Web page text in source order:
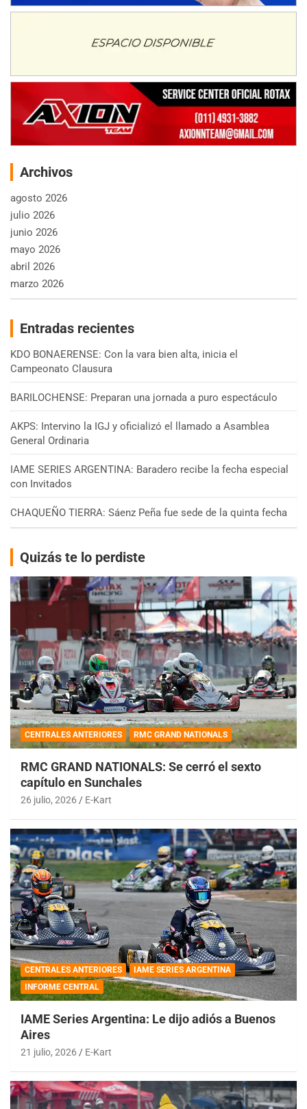
Archivos
agosto 2026
julio 2026
junio 2026
mayo 2026
abril 2026
marzo 2026
Entradas recientes
KDO BONAERENSE: Con la vara bien alta, inicia el
Campeonato Clausura
BARILOCHENSE: Preparan una jornada a puro espectáculo
AKPS: Intervino la IGJ y oficializó el llamado a Asamblea
General Ordinaria
IAME SERIES ARGENTINA: Baradero recibe la fecha especial
con Invitados
CHAQUEÑO TIERRA: Sáenz Peña fue sede de la quinta fecha
Quizás te lo perdiste
CENTRALES ANTERIORES RMC GRAND NATIONALS
RMC GRAND NATIONALS: Se cerró el sexto
capítulo en Sunchales
26 julio, 2026 E-Kart
CENTRALES ANTERIORES
IAME SERIES ARGENTINA
INFORME CENTRAL
IAME Series Argentina: Le dijo adiós a Buenos
Aires
21 julio, 2026 E-Kart